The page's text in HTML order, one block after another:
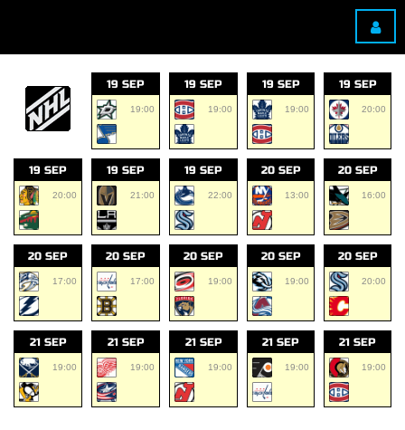
19 SEP
19:00
19 SEP
19:00
19 SEP
19:00
19 SEP
20:00
19 SEP
20:00
19 SEP
21:00
19 SEP
22:00
20 SEP
13:00
20 SEP
16:00
20 SEP
17:00
20 SEP
17:00
20 SEP
19:00
20 SEP
19:00
20 SEP
20:00
21 SEP
19:00
21 SEP
19:00
21 SEP
19:00
21 SEP
19:00
21 SEP
19:00